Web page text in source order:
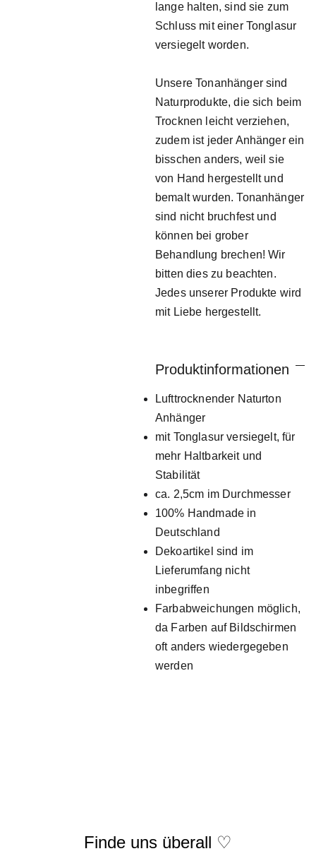
lange halten, sind sie zum
Schluss mit einer Tonglasur
versiegelt worden.
Unsere Tonanhänger sind
Naturprodukte, die sich beim
Trocknen leicht verziehen,
zudem ist jeder Anhänger ein
bisschen anders, weil sie
von Hand hergestellt und
bemalt wurden. Tonanhänger
sind nicht bruchfest und
können bei grober
Behandlung brechen! Wir
bitten dies zu beachten.
Jedes unserer Produkte wird
mit Liebe hergestellt.
Produktinformationen
Lufttrocknender Naturton
Anhänger
mit Tonglasur versiegelt, für
mehr Haltbarkeit und
Stabilität
ca. 2,5cm im Durchmesser
100% Handmade in
Deutschland
Dekoartikel sind im
Lieferumfang nicht
inbegriffen
Farbabweichungen möglich,
da Farben auf Bildschirmen
oft anders wiedergegeben
werden
Finde uns überall ♡